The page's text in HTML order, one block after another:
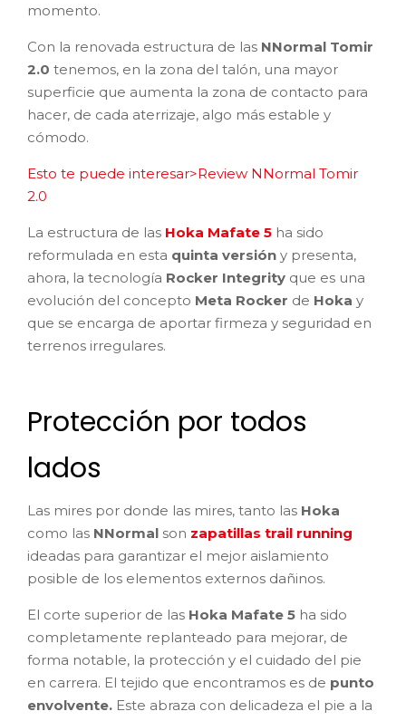
momento.
Con la renovada estructura de las NNormal Tomir
2.0 tenemos, en la zona del talón, una mayor
superficie que aumenta la zona de contacto para
hacer, de cada aterrizaje, algo más estable y
cómodo.
Esto te puede interesar>Review NNormal Tomir
2.0
La estructura de las Hoka Mafate 5 ha sido
reformulada en esta quinta versión y presenta,
ahora, la tecnología Rocker Integrity que es una
evolución del concepto Meta Rocker de Hoka y
que se encarga de aportar firmeza y seguridad en
terrenos irregulares.
Protección por todos
lados
Las mires por donde las mires, tanto las Hoka
como las NNormal son zapatillas trail running
ideadas para garantizar el mejor aislamiento
posible de los elementos externos dañinos.
El corte superior de las Hoka Mafate 5 ha sido
completamente replanteado para mejorar, de
forma notable, la protección y el cuidado del pie
en carrera. El tejido que encontramos es de punto
envolvente. Este abraza con delicadeza el pie a la